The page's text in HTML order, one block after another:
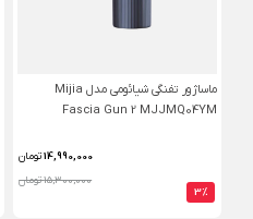
ماساژور تفنگی شیائومی مدل Mijia
Fascia Gun 2 MJJMQ04YM
14,990,000تومان
15,300,000 تومان
3%